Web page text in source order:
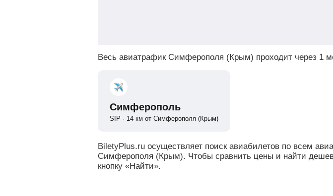
Весь авиатрафик Симферополя (Крым) проходит через 1
Симферополь
SIP · 14 км от Симферополя (Крым)
BiletyPlus.ru осуществляет поиск авиабилетов по всем
Симферополя (Крым). Чтобы сравнить цены и найти
кнопку «Найти».